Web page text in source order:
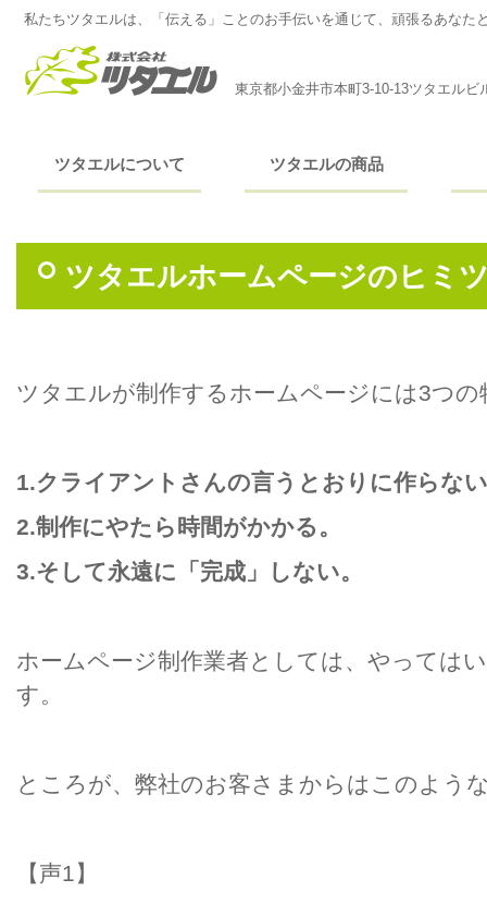
私たちツタエルは、「伝える」ことのお手伝いを通じて、頑張るあなた
東京都小金井市本町3-10-13ツタエルビ
ツタエルについて ツタエルの商品
ツタエルホームページのヒミ
ツタエルが制作するホームページには3つ
1.クライアントさんの言うとおりに作らな
2.制作にやたら時間がかかる。
3.そして永遠に「完成」しない。
ホームページ制作業者としては、やっては
す。
ところが、弊社のお客さまからはこのよう
【声1】